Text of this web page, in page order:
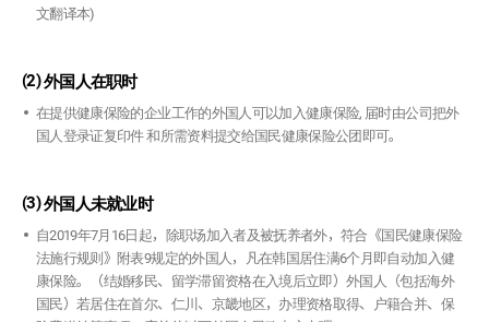
文翻译本)
(2)外国人在职时
在提供健康保险的企业工作的外国人可以加入健康保险, 届时由公司把外
国人登录证复印件 和所需资料提交给国民健康保险公团即可。
(3)外国人未就业时
自2019年7月16日起，除职场加入者及被抚养者外，符合《国民健康保险
法施行规则》附表9规定的外国人，凡在韩国居住满6个月即自动加入健
康保险。（结婚移民、留学滞留资格在入境后立即）外国人（包括海外
国民）若居住在首尔、仁川、京畿地区，办理资格取得、户籍合并、保